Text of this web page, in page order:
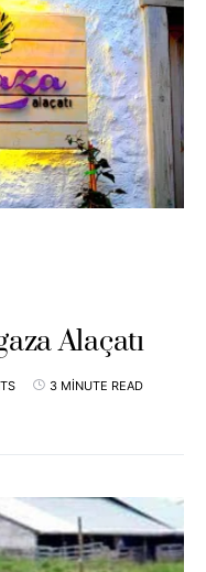
Alaçatı
3 MINUTE READ